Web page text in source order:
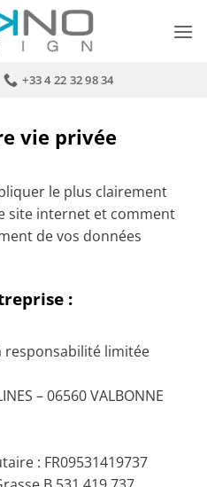
+33 4 22 32 98 34
vie privée
le plus clairement
site internet et comment
de vos données
:
responsabilité limitée
– 06560 VALBONNE
: FR09531419737